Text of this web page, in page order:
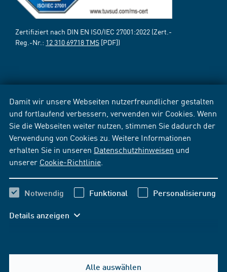
Damit wir unsere Webseiten nutzerfreundlicher gestalten
und fortlaufend verbessern, verwenden wir Cookies. Wenn
Sie die Webseiten weiter nutzen, stimmen Sie dadurch der
Verwendung von Cookies zu. Weitere Informationen
erhalten Sie in unseren Datenschutzhinweisen und
unserer Cookie-Richtlinie
Notwendig Funktional Personalisierung
Details anzeigen
Alle auswählen
Zertifiziert nach DIN EN ISO/IEC 27001:2022 (Zert.-
Reg.-Nr.: 12 310 69718 TMS [PDF])